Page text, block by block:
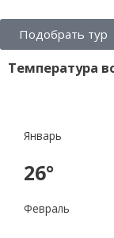
Подобрать тур
Температура
Январь
26°
Февраль